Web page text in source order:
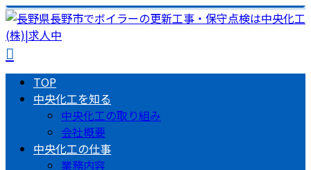
TOP
中央化工を知る
中央化工の取り組み
会社概要
中央化工の仕事
業務内容